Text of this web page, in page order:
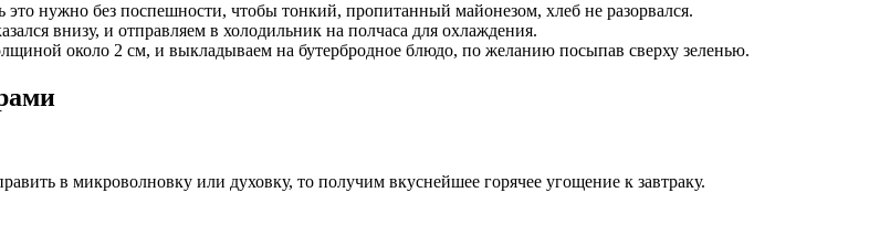
нужно без поспешности, чтобы тонкий, пропитанный майонезом, хлеб не разорвался.
внизу, и отправляем в холодильник на полчаса для охлаждения.
около 2 см, и выкладываем на бутербродное блюдо, по желанию посыпав сверху зеленью.
в микроволновку или духовку, то получим вкуснейшее горячее угощение к завтраку.